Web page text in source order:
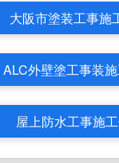
大阪市塗装工事施
ALC外壁塗工事装
屋上防水工事施